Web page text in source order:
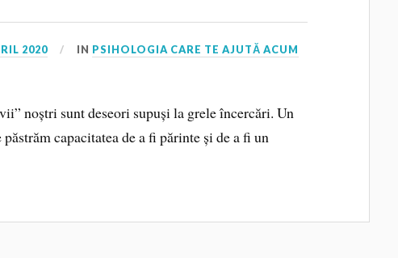
2020 IN PSIHOLOGIA CARE TE AJUTĂ ACUM
noștri sunt deseori supuși la grele încercări. Un
capacitatea de a fi părinte și de a fi un